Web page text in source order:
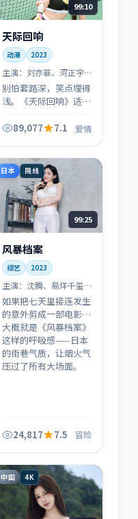
99:10
天际回响
动漫 2023
主演： 刘亦菲、河正宇
等
别怕套路深，笑点埋得
浅。《天际回响》适合
情；当然，它也会在第
89,077 7.1 爱情
日本 院线
99:25
风暴档案
综艺 2023
主演： 沈腾、易烊千玺
等
如果把七天里接连发生
的意外剪成一部电影，
大概就是《风暴档案》
这样的呼吸感——日本
的街巷气质，让烟火气
压过了所有大场面。
24,817 7.5 冒险
中国 4K